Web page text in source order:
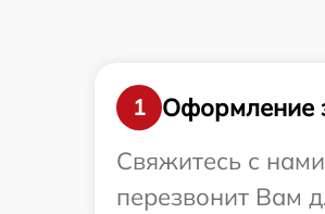
1
Оформление
Свяжитесь с
перезвонит Вам